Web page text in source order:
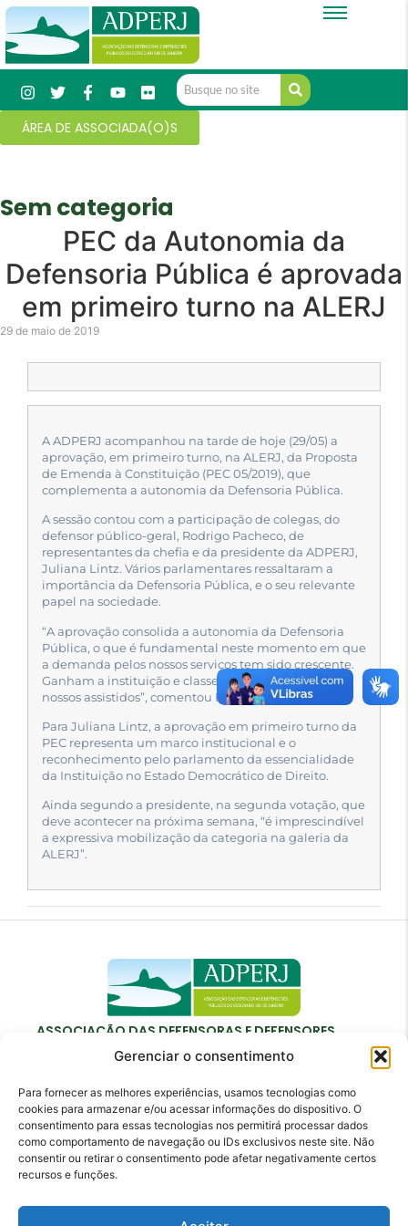
Gerenciar o consentimento
Para fornecer as melhores experiências, usamos tecnologias como
cookies para armazenar e/ou acessar informações do dispositivo. O
consentimento para essas tecnologias nos permitirá processar dados
como comportamento de navegação ou IDs exclusivos neste site. Não
consentir ou retirar o consentimento pode afetar negativamente certos
recursos e funções.
ÁREA DE ASSOCIADA(O)S
Sem categoria
PEC da Autonomia da
Defensoria Pública é aprovada
em primeiro turno na ALERJ
29 de maio de 2019
A ADPERJ acompanhou na tarde de hoje (29/05) a
aprovação, em primeiro turno, na ALERJ, da Proposta
de Emenda à Constituição (PEC 05/2019), que
complementa a autonomia da Defensoria Pública.
A sessão contou com a participação de colegas, do
defensor público-geral, Rodrigo Pacheco, de
representantes da chefia e da presidente da ADPERJ,
Juliana Lintz. Vários parlamentares ressaltaram a
importância da Defensoria Pública, e o seu relevante
papel na sociedade.
“A aprovação consolida a autonomia da Defensoria
Pública, o que é fundamental neste momento em que
a demanda pelos nossos serviços tem sido crescente.
Ganham a instituição e classe, mas, sobretudo, os
nossos assistidos”, comentou Rodrigo Pacheco.
Para Juliana Lintz, a aprovação em primeiro turno da
PEC representa um marco institucional e o
reconhecimento pelo parlamento da essencialidade
da Instituição no Estado Democrático de Direito.
Ainda segundo a presidente, na segunda votação, que
deve acontecer na próxima semana, “é imprescindível
a expressiva mobilização da categoria na galeria da
ALERJ”.
ASSOCIAÇÃO DAS DEFENSORAS E DEFENSORES
PÚBLICOS DO ESTADO DO RIO DE JANEIRO
Contato
adperj@adperj.com.br
(21) 2220-6022